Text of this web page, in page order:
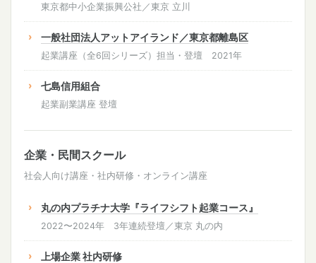
東京都中小企業振興公社／東京 立川
一般社団法人アットアイランド／東京都離島区
起業講座（全6回シリーズ）担当・登壇 2021年
七島信用組合
起業副業講座 登壇
企業・民間スクール
社会人向け講座・社内研修・オンライン講座
丸の内プラチナ大学『ライフシフト起業コース』
2022〜2024年 3年連続登壇／東京 丸の内
上場企業 社内研修